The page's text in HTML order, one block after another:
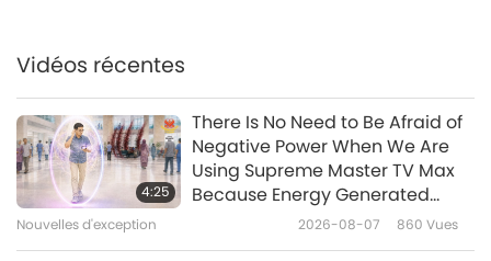
36:30
38:35
Maître reçoit le Roi de la
Jeunesse, partie 1/3
Vidéos récentes
4:25
There Is No Need to Be Afraid of
Negative Power When We Are
Using Supreme Master TV Max
Because Energy Generated
from It Is Far More Powerful than
Nouvelles d'exception 2026-08-07 860 Vues